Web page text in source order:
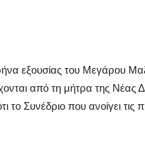
εξουσίας του Μεγάρου
από τη μήτρα της Νέας
το Συνέδριο που ανοίγει τις